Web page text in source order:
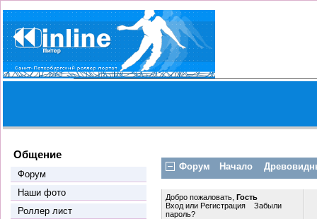
Общение
Форум
Наши фото
Роллер лист
Форум Начало
Добро пожаловать,Гость
Входили Регистрация
Забыли
пароль?